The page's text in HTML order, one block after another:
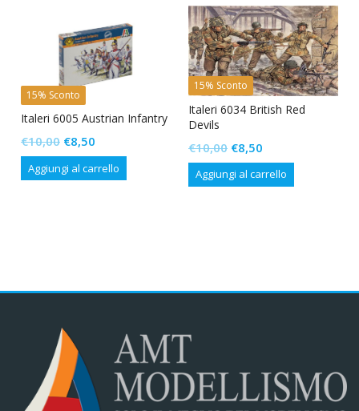
15% Sconto
Italeri 6005 Austrian Infantry
€10,00 Il
prezzo
originale
€8,50
prezzo
attuale
Aggiungi al carrello
15% Sconto
Italeri 6034 British Red
Devils
€10,00 Il
prezzo
originale
€8,50
prezzo
attuale
Aggiungi al carrello